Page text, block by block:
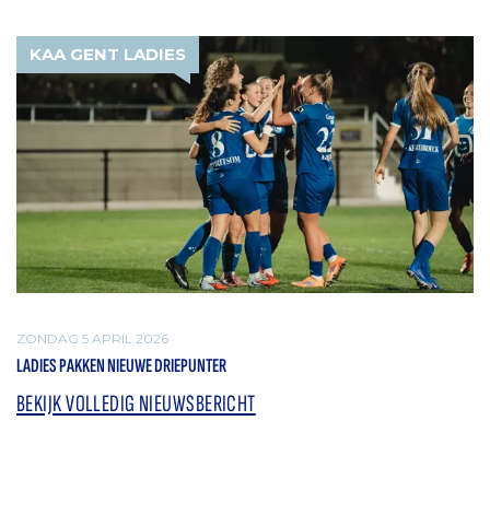
KAA GENT LADIES
ZONDAG 5 APRIL 2026
LADIES PAKKEN NIEUWE DRIEPUNTER
BEKIJK VOLLEDIG NIEUWSBERICHT